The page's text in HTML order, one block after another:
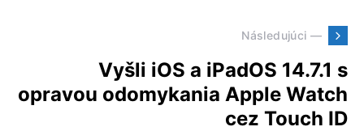
Následujúci —
Vyšli iOS a iPadOS 14.7.1 s
opravou odomykania Apple Watch
cez Touch ID